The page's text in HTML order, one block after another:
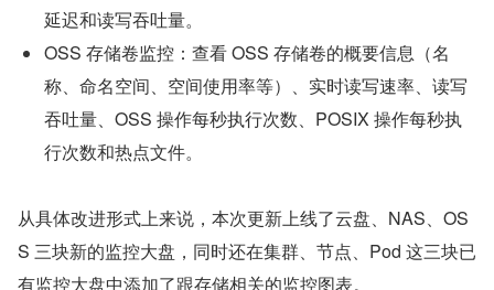
延迟和读写吞吐量。
OSS 存储卷监控：查看 OSS 存储卷的概要信息（名
称、命名空间、空间使用率等）、实时读写速率、读写
吞吐量、OSS 操作每秒执行次数、POSIX 操作每秒执
行次数和热点文件。
从具体改进形式上来说，本次更新上线了云盘、NAS、OS
S 三块新的监控大盘，同时还在集群、节点、Pod 这三块已
有监控大盘中添加了跟存储相关的监控图表。